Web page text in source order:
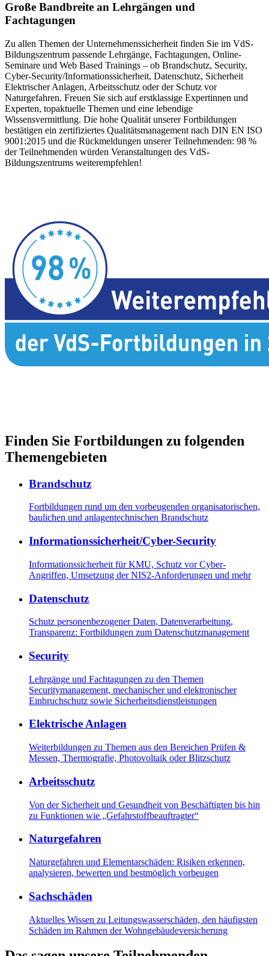
Große Bandbreite an Lehrgängen und
Fachtagungen
Zu allen Themen der Unternehmenssicherheit finden Sie im VdS-
Bildungszentrum passende Lehrgänge, Fachtagungen, Online-
Seminare und Web Based Trainings – ob Brandschutz, Security,
Cyber-Security/Informationssicherheit, Datenschutz, Sicherheit
Elektrischer Anlagen, Arbeitsschutz oder der Schutz vor
Naturgefahren. Freuen Sie sich auf erstklassige Expertinnen und
Experten, topaktuelle Themen und eine lebendige
Wissensvermittlung. Die hohe Qualität unserer Fortbildungen
bestätigen ein zertifiziertes Qualitätsmanagement nach DIN EN ISO
9001:2015 und die Rückmeldungen unserer Teilnehmenden: 98 %
der Teilnehmenden würden Veranstaltungen des VdS-
Bildungszentrums weiterempfehlen!
Finden Sie Fortbildungen zu folgenden
Themengebieten
Brandschutz
Fortbildungen rund um den vorbeugenden organisatorischen,
baulichen und anlagentechnischen Brandschutz
Informationssicherheit/Cyber-Security
Informationssicherheit für KMU, Schutz vor Cyber-
Angriffen, Umsetzung der NIS2-Anforderungen und mehr
Datenschutz
Schutz personenbezogener Daten, Datenverarbeitung,
Transparenz: Fortbildungen zum Datenschutzmanagement
Security
Lehrgänge und Fachtagungen zu den Themen
Securitymanagement, mechanischer und elektronischer
Einbruchschutz sowie Sicherheitsdienstleistungen
Elektrische Anlagen
Weiterbildungen zu Themen aus den Bereichen Prüfen &
Messen, Thermografie, Photovoltaik oder Blitzschutz
Arbeitsschutz
Von der Sicherheit und Gesundheit von Beschäftigten bis hin
zu Funktionen wie „Gefahrstoffbeauftragter“
Naturgefahren
Naturgefahren und Elementarschäden: Risiken erkennen,
analysieren, bewerten und bestmöglich vorbeugen
Sachschäden
Aktuelles Wissen zu Leitungswasserschäden, den häufigsten
Schäden im Rahmen der Wohngebäudeversicherung